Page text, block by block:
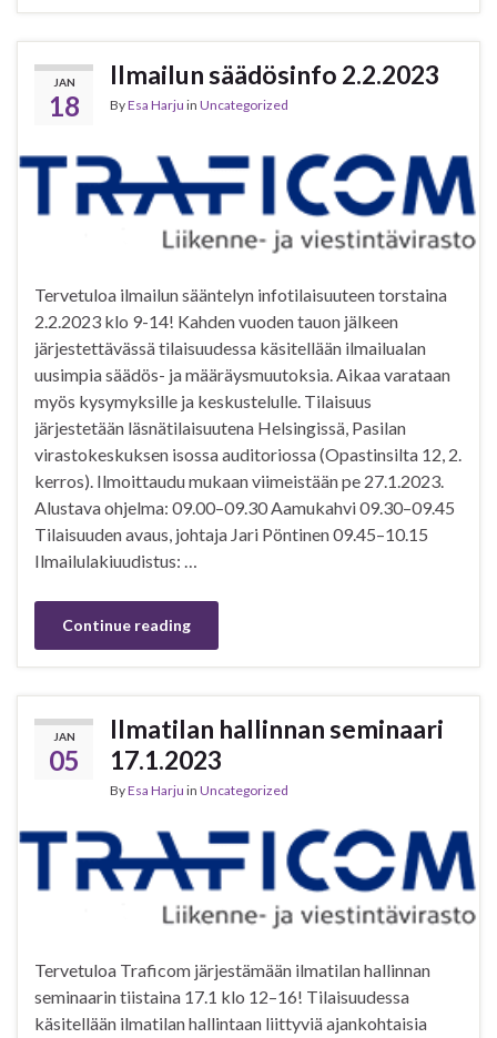
JAN
18
Ilmailun säädösinfo 2.2.2023
ByEsa Harju in Uncategorized
Tervetuloa ilmailun sääntelyn infotilaisuuteen torstaina
2.2.2023 klo 9-14! Kahden vuoden tauon jälkeen
järjestettävässä tilaisuudessa käsitellään ilmailualan
uusimpia säädös- ja määräysmuutoksia. Aikaa varataan
myös kysymyksille ja keskustelulle. Tilaisuus
järjestetään läsnätilaisuutena Helsingissä, Pasilan
virastokeskuksen isossa auditoriossa (Opastinsilta 12, 2.
kerros). Ilmoittaudu mukaan viimeistään pe 27.1.2023.
Alustava ohjelma: 09.00–09.30 Aamukahvi 09.30–09.45
Tilaisuuden avaus, johtaja Jari Pöntinen 09.45–10.15
Ilmailulakiuudistus: …
Continue reading
JAN
05
Ilmatilan hallinnan seminaari
17.1.2023
ByEsa Harju in Uncategorized
Tervetuloa Traficom järjestämään ilmatilan hallinnan
seminaarin tiistaina 17.1 klo 12–16! Tilaisuudessa
käsitellään ilmatilan hallintaan liittyviä ajankohtaisia